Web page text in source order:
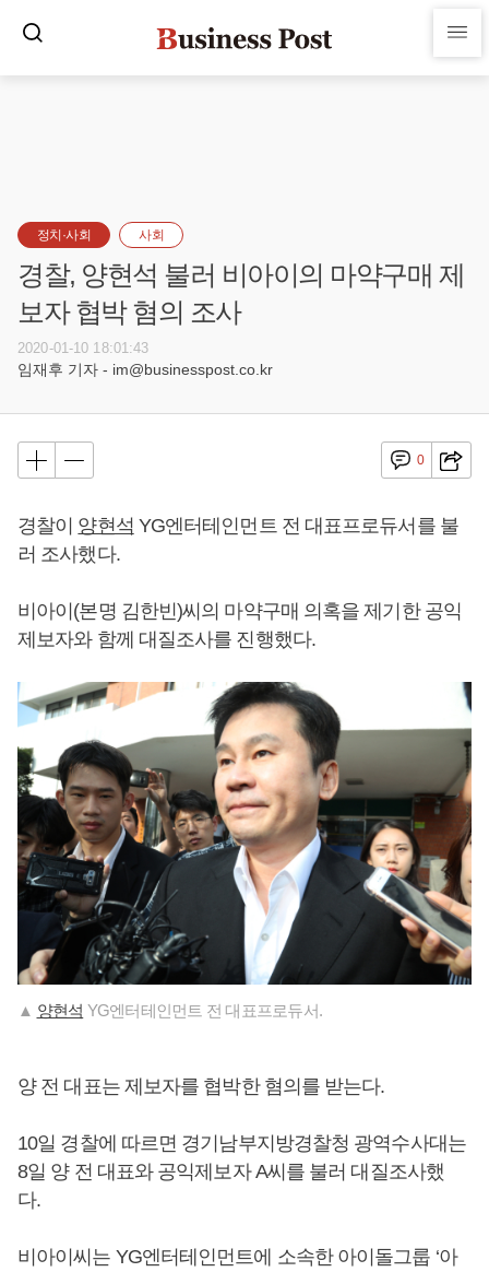
정치·사회 사회
경찰, 양현석 불러 비아이의 마약구매 제
보자 협박 혐의 조사
2020-01-10 18:01:43
임재후 기자 - im@businesspost.co.kr
0
경찰이 양현석 YG엔터테인먼트 전 대표프로듀서를 불
러 조사했다.
비아이(본명 김한빈)씨의 마약구매 의혹을 제기한 공익
제보자와 함께 대질조사를 진행했다.
▲ 양현석 YG엔터테인먼트 전 대표프로듀서.
양 전 대표는 제보자를 협박한 혐의를 받는다.
10일 경찰에 따르면 경기남부지방경찰청 광역수사대는
8일 양 전 대표와 공익제보자 A씨를 불러 대질조사했
다.
비아이씨는 YG엔터테인먼트에 소속한 아이돌그룹 ‘아